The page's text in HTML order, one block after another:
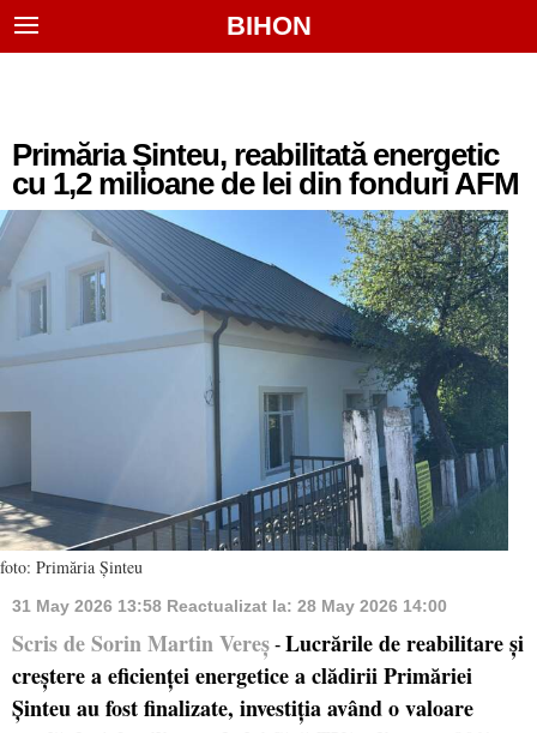
BIHON
Primăria Șinteu, reabilitată energetic
cu 1,2 milioane de lei din fonduri AFM
foto: Primăria Șinteu
31 May 2026 13:58 Reactualizat la: 28 May 2026 14:00
Scris de Sorin Martin Vereș - Lucrările de reabilitare și
creștere a eficienței energetice a clădirii Primăriei
Șinteu au fost finalizate, investiția având o valoare